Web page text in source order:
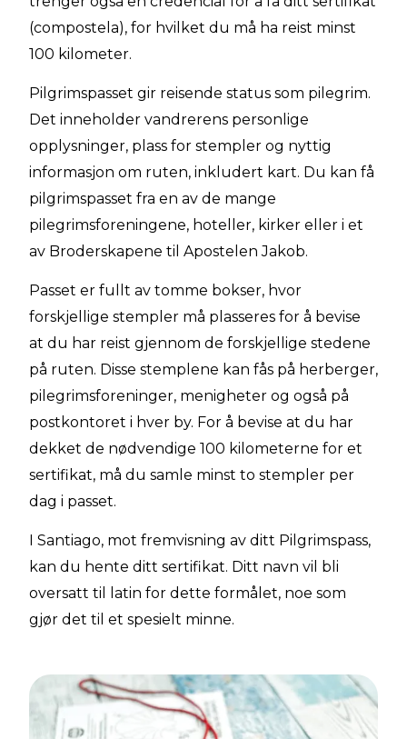
(compostela), for hvilket du må ha reist minst
100 kilometer.
Pilgrimspasset gir reisende status som pilegrim.
Det inneholder vandrerens personlige
opplysninger, plass for stempler og nyttig
informasjon om ruten, inkludert kart. Du kan få
pilgrimspasset fra en av de mange
pilegrimsforeningene, hoteller, kirker eller i et
av Broderskapene til Apostelen Jakob.
Passet er fullt av tomme bokser, hvor
forskjellige stempler må plasseres for å bevise
at du har reist gjennom de forskjellige stedene
på ruten. Disse stemplene kan fås på herberger,
pilegrimsforeninger, menigheter og også på
postkontoret i hver by. For å bevise at du har
dekket de nødvendige 100 kilometerne for et
sertifikat, må du samle minst to stempler per
dag i passet.
I Santiago, mot fremvisning av ditt Pilgrimspass,
kan du hente ditt sertifikat. Ditt navn vil bli
oversatt til latin for dette formålet, noe som
gjør det til et spesielt minne.